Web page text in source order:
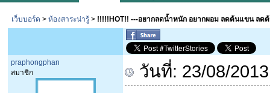
เว็บบอร์ด > ห้องสาระน่ารู้ > !!!!!HOT!! ---อยากลดน้ำหนัก อยากผอม ลดต้นแขน ลด
praphongphan
สมาชิก
วันที่: 23/08/